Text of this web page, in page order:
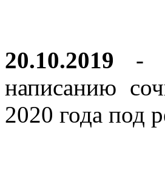
20.10.2019 -
написанию
2020 года под